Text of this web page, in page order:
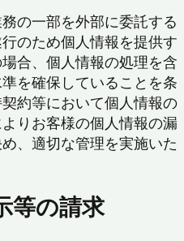
の一部を外部に委託する
のため個人情報を提供す
合、個人情報の処理を含
を確保していることを条
約等において個人情報の
りお客様の個人情報の漏
、適切な管理を実施いた
等の請求